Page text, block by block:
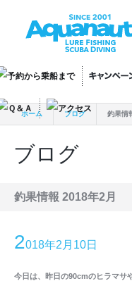
ホーム ブログ 釣果情
ブログ
釣果情報 2018年2月
2018年2月10日
今日は、昨日の90cmのヒラマサ